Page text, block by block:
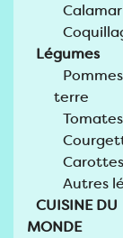
Calamar
Légumes
terre
Tomates
Carottes
Autres
CUISINE DU
MONDE